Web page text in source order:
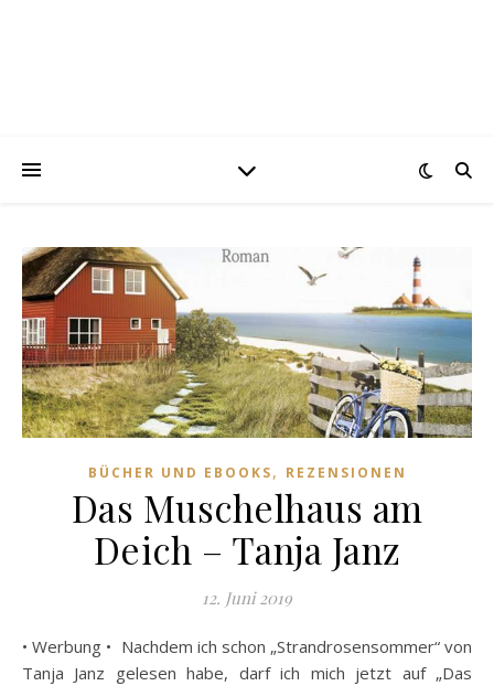
BÜCHER UND EBOOKS, REZENSIONEN
Das Muschelhaus am
Deich – Tanja Janz
12. Juni 2019
• Werbung • Nachdem ich schon „Strandrosensommer“ von
Tanja Janz gelesen habe, darf ich mich jetzt auf „Das